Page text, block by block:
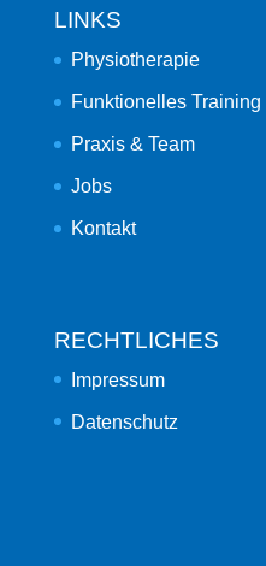
LINKS
Physiotherapie
Funktionelles Training
Praxis & Team
Jobs
Kontakt
RECHTLICHES
Impressum
Datenschutz